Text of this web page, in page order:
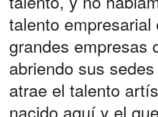
talento empresarial
grandes empresas
abriendo sus
atrae el talento
nacido aquí y el